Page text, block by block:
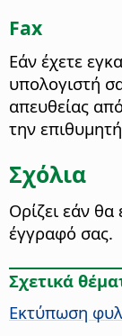
Fax
Εάν έχετε
υπολογιστή
απευθείας
την
Σχόλια
Ορίζει εάν
έγγραφό σας.
Σχετικά
Εκτύπωση